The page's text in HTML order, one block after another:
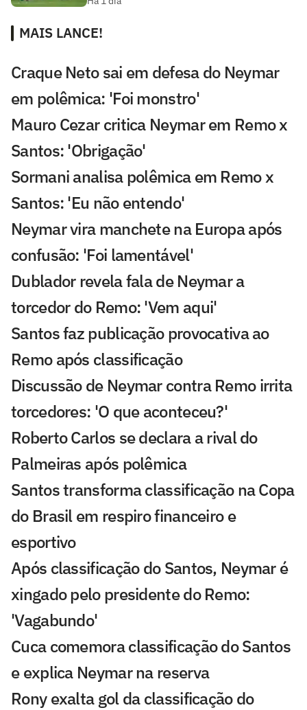
MAIS LANCE!
Craque Neto sai em defesa do Neymar
em polêmica: 'Foi monstro'
Mauro Cezar critica Neymar em Remo x
Santos: 'Obrigação'
Sormani analisa polêmica em Remo x
Santos: 'Eu não entendo'
Neymar vira manchete na Europa após
confusão: 'Foi lamentável'
Dublador revela fala de Neymar a
torcedor do Remo: 'Vem aqui'
Santos faz publicação provocativa ao
Remo após classificação
Discussão de Neymar contra Remo irrita
torcedores: 'O que aconteceu?'
Roberto Carlos se declara a rival do
Palmeiras após polêmica
Santos transforma classificação na Copa
do Brasil em respiro financeiro e
esportivo
Após classificação do Santos, Neymar é
xingado pelo presidente do Remo:
'Vagabundo'
Cuca comemora classificação do Santos
e explica Neymar na reserva
Rony exalta gol da classificação do